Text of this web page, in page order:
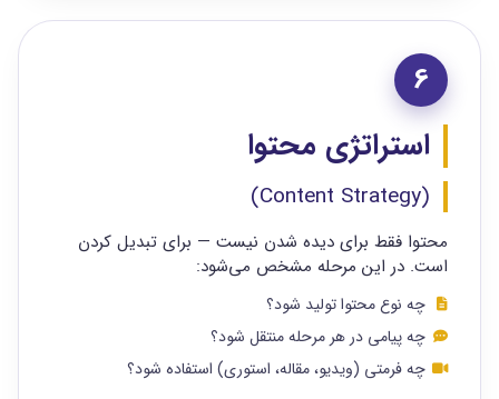
6
استراتژی محتوا
(Content Strategy)
محتوا فقط برای دیده شدن نیست — برای تبدیل کردن
است. در این مرحله مشخص می‌شود:
چه نوع محتوا تولید شود؟
چه پیامی در هر مرحله منتقل شود؟
چه فرمتی (ویدیو، مقاله، استوری) استفاده شود؟